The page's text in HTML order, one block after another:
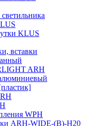
KLUS
вставки
ARH
WPH
ARH-WIDE-(B)-H20